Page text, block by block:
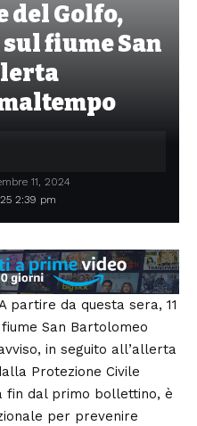
del Golfo,
fiume San
2:39 pm
11, 2024
partire da questa sera, 11
San Bartolomeo
in seguito all’allerta
Protezione Civile
fin dal primo bollettino, è
per prevenire